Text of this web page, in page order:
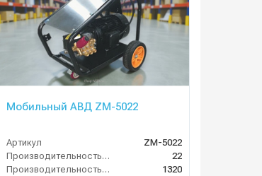
Мобильный АВД ZM-5022
Артикул
ZM-5022
Производительность (л/мин)
22
Производительность (л/ч)
1320